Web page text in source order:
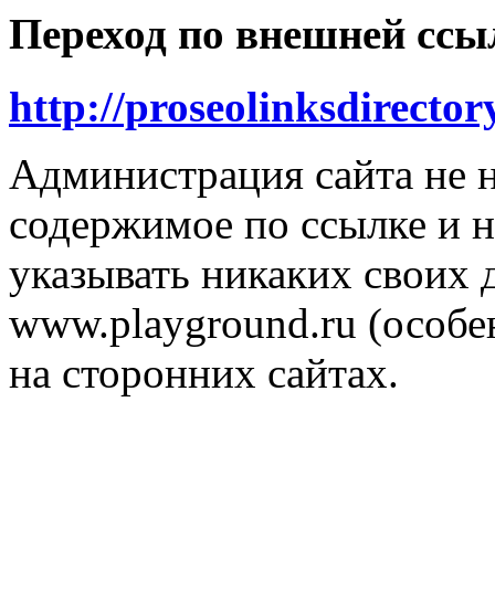
Переход по внешней
http://
Администрация сайта не
содержимое по ссылке и
указывать никаких
www.playground.ru
на сторонних сайтах.